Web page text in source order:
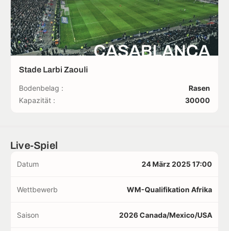
CASABLANCA
Stade Larbi Zaouli
Bodenbelag :
Rasen
Kapazität :
30000
Live-Spiel
Datum 24 März 2025 17:00
Wettbewerb WM-Qualifikation Afrika
Saison 2026 Canada/Mexico/USA